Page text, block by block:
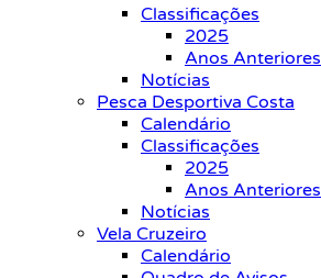
Classificações
2025
Anos Anteriores
Notícias
Pesca Desportiva Costa
Calendário
Classificações
2025
Anos Anteriores
Notícias
Vela Cruzeiro
Calendário